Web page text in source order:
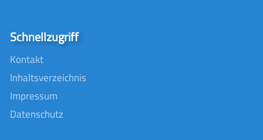
Schnellzugriff
Kontakt
Inhaltsverzeichnis
Impressum
Datenschutz